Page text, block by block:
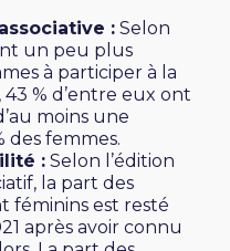
: Selon
un peu plus
à participer à la
43 % d’entre eux ont
moins une
des femmes.
: Selon l’édition
, la part des
féminins est resté
après avoir connu